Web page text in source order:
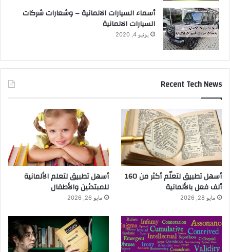
أسماء السيارات الالمانية – وشعارات شركات
السيارات الالمانية
يونيو 4, 2020
Recent Tech News
أسهل تطبيق لتعلّم أكثر من 160
ألف فعل بالألمانية
مايو 28, 2026
أسهل تطبيق لتعلم الألمانية
للمبتدئين والأطفال
مايو 26, 2026